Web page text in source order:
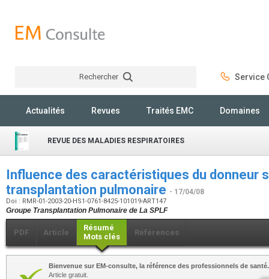
Rechercher Service
Actualités Revues Traités EMC Domaines
REVUE DES MALADIES RESPIRATOIRES
Influence des caractéristiques du donneur
transplantation pulmonaire - 17/04/08
Doi : RMR-01-2003-20-HS1-0761-8425-101019-ART147
Groupe Transplantation Pulmonaire de La SPLF
PDF Article
Résumé
Mots clés
Références
Bienvenue sur EM-consulte, la référence des professionnels de santé.
Article gratuit.